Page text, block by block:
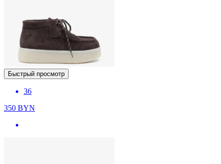
Быстрый просмотр
36
350 BYN